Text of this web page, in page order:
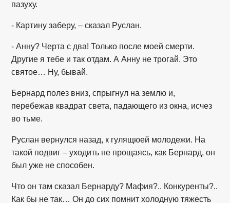
пазуху.
- Картину заберу, – сказал Руслан.
- Анну? Черта с два! Только после моей смерти.
Другие я тебе и так отдам. А Анну не трогай. Это
святое… Ну, бывай.
Бернард полез вниз, спрыгнул на землю и,
перебежав квадрат света, падающего из окна, исчез
во тьме.
Руслан вернулся назад, к гулящюей молодежи. На
такой подвиг – уходить не прощаясь, как Бернард, он
был уже не способен.
Что он там сказал Бернарду? Мафия?.. Конкуренты?..
Как бы не так… Он до сих помнит холодную тяжесть